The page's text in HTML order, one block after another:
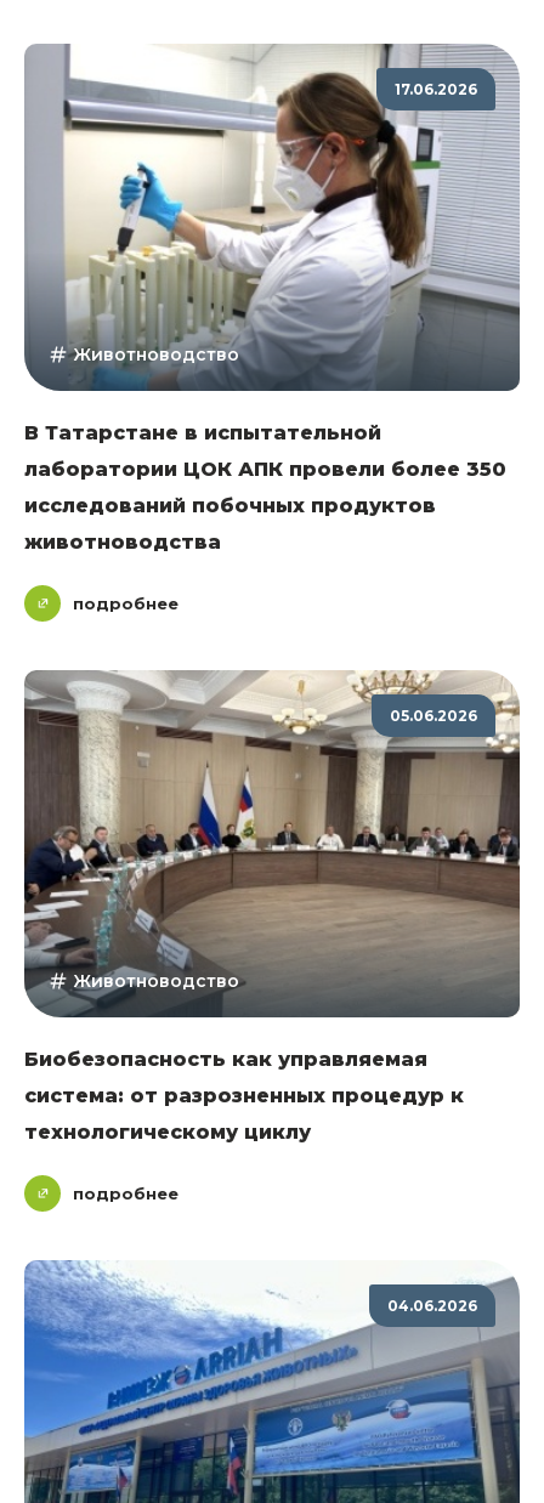
17.06.2026
Животноводство
В Татарстане в испытательной
лаборатории ЦОК АПК провели более 350
исследований побочных продуктов
животноводства
подробнее
05.06.2026
Животноводство
Биобезопасность как управляемая
система: от разрозненных процедур к
технологическому циклу
подробнее
04.06.2026